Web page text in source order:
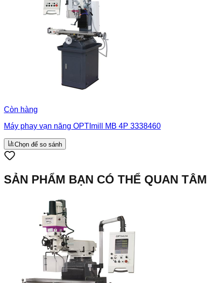
Còn hàng
Máy phay vạn năng OPTImill MB 4P 3338460
Chọn để so sánh
SẢN PHẨM BẠN CÓ THỂ QUAN TÂM